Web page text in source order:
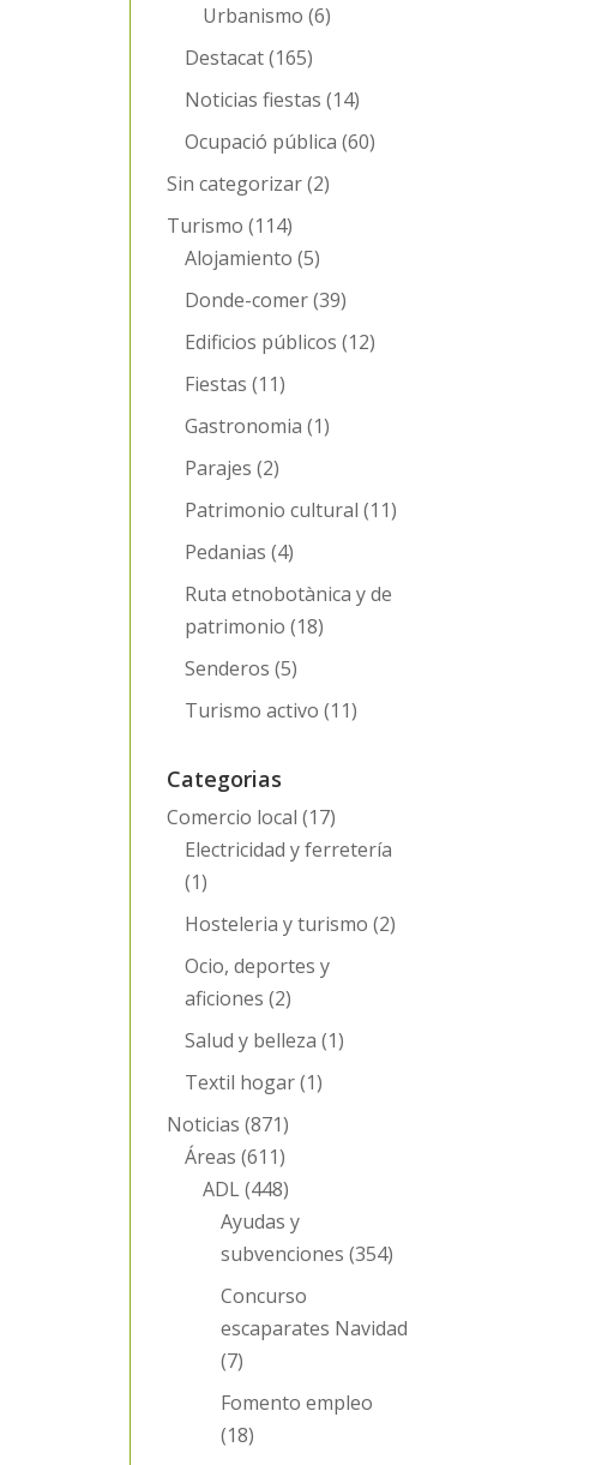
Urbanismo (6)
Destacat(165)
Noticias fiestas (14)
Ocupació pública (60)
Sin categorizar(2)
Turismo (114)
Alojamiento (5)
Donde-comer(39)
Edificios públicos (12)
Fiestas (11)
Gastronomia (1)
Parajes (2)
Patrimonio cultural (11)
Pedanias (4)
Ruta etnobotànica y de
patrimonio (18)
Senderos (5)
Turismo activo (11)
Categorias
Comercio local (17)
Electricidad y ferretería
(1)
Hosteleria y turismo (2)
Ocio, deportes y
aficiones (2)
Salud y belleza (1)
Textil hogar(1)
Noticias (871)
Áreas (611)
ADL(448)
Ayudas y
subvenciones (354)
Concurso
escaparates Navidad
(7)
Fomento empleo
(18)